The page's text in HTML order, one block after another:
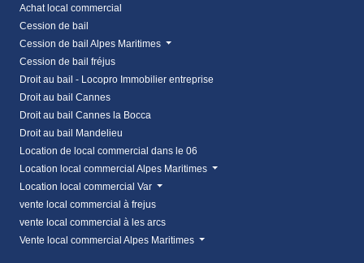
Achat local commercial
Cession de bail
Cession de bail Alpes Maritimes
Cession de bail fréjus
Droit au bail - Locopro Immobilier entreprise
Droit au bail Cannes
Droit au bail Cannes la Bocca
Droit au bail Mandelieu
Location de local commercial dans le 06
Location local commercial Alpes Maritimes
Location local commercial Var
vente local commercial à frejus
vente local commercial à les arcs
Vente local commercial Alpes Maritimes